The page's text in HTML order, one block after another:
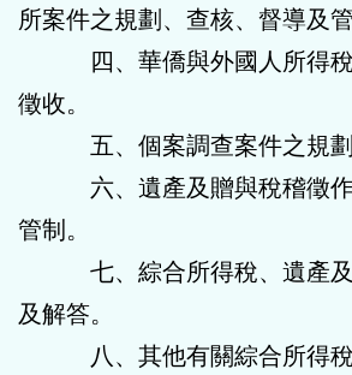
所案件之規劃、查核、督導及管
四、華僑與外國人所得稅
徵收。
五、個案調查案件之規劃
六、遺產及贈與稅稽徵作
管制。
七、綜合所得稅、遺產及
及解答。
八、其他有關綜合所得稅